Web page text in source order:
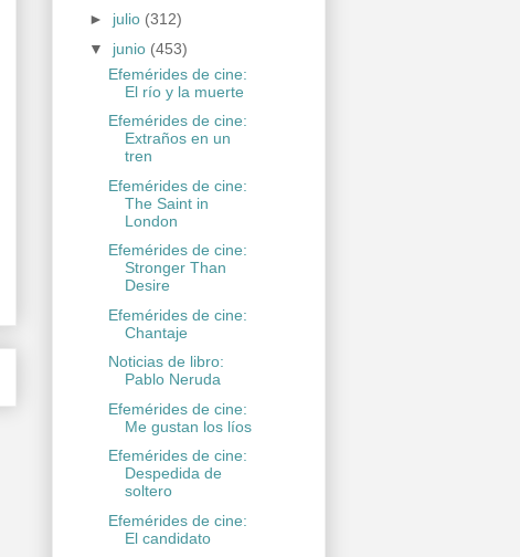
► julio (312)
▼ junio (453)
Efemérides de cine:
El río y la muerte
Efemérides de cine:
Extraños en un
tren
Efemérides de cine:
The Saint in
London
Efemérides de cine:
Stronger Than
Desire
Efemérides de cine:
Chantaje
Noticias de libro:
Pablo Neruda
Efemérides de cine:
Me gustan los líos
Efemérides de cine:
Despedida de
soltero
Efemérides de cine:
El candidato